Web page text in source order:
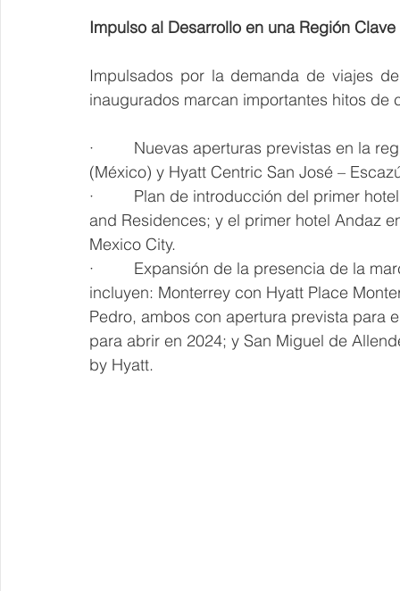
Impulso al Desarrollo en una Región
Impulsados ​​por la demanda de viajes
inaugurados marcan importantes hitos de
·         Nuevas aperturas previstas en la
(México) y Hyatt Centric San José –
·         Plan de introducción del primer
and Residences; y el primer hotel Andaz
Mexico City.
·         Expansión de la presencia de la
incluyen: Monterrey con Hyatt Place
Pedro, ambos con apertura prevista para
para abrir en 2024; y San Miguel de
by Hyatt.